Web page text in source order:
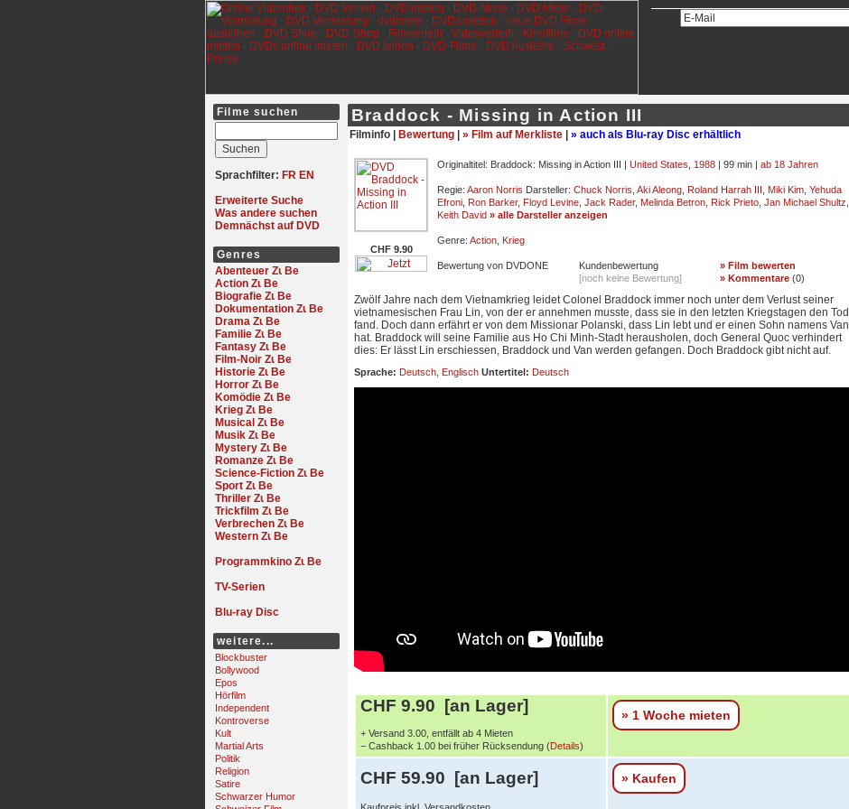
Filme suchen
Sprachfilter: FR EN
Erweiterte Suche
Was andere suchen
Demnächst auf DVD
Genres
Abenteuer
Action
Biografie
Dokumentation
Drama
Familie
Fantasy
Film-Noir
Historie
Horror
Komödie
Krieg
Musical
Musik
Mystery
Romanze
Science-Fiction
Sport
Thriller
Trickfilm
Verbrechen
Western
Programmkino
TV-Serien
Blu-ray Disc
weitere...
Blockbuster
Bollywood
Epos
Hörfilm
Independent
Kontroverse
Kult
Martial Arts
Politik
Religion
Satire
Schwarzer Humor
Braddock - Missing in Action III
Filminfo | Bewertung » Film auf Merkliste » auch als Blu-ray Disc erhältlich
CHF 9.90
Originaltitel: Braddock: Missing in Action III | United States 1988 | 99 min | ab 18 Jahren
Regie: Aaron Norris Darsteller: Chuck Norris Aki Aleong Roland Harrah III Miki Kim Yehuda
Efroni Ron Barker, Floyd Levine Jack Rader, Melinda Betron Rick Prieto Jan Michael Shultz
Keith David » alle Darsteller anzeigen
Genre: Action Krieg
Bewertung von DVDONE
Kundenbewertung
[noch keine Bewertung]
» Film bewerten
» Kommentare (0)
Zwölf Jahre nach dem Vietnamkrieg leidet Colonel Braddock immer noch unter dem Verlust seiner
vietnamesischen Frau Lin, von der er annehmen musste, dass sie in den letzten Kriegstagen den Tod
fand. Doch dann erfährt er von dem Missionar Polanski, dass Lin lebt und er einen Sohn namens Van
hat. Braddock will seine Familie aus Ho Chi Minh-Stadt herausholen, doch General Quoc verhindert
dies: Er lässt Lin erschiessen, Braddock und Van werden gefangen. Doch Braddock gibt nicht auf.
Sprache: Deutsch Englisch Untertitel: Deutsch
CHF 9.90 [an Lager]
+ Versand 3.00, entfällt ab 4 Mieten
− Cashback 1.00 bei früher Rücksendung (Details)
» 1 Woche mieten
CHF 59.90 [an Lager] » Kaufen